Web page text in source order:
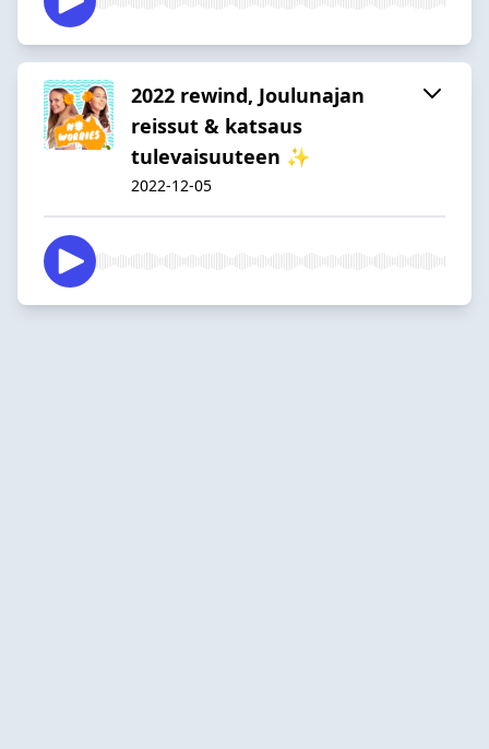
2022 rewind, Joulunajan
reissut & katsaus
tulevaisuuteen ✨
2022-12-05